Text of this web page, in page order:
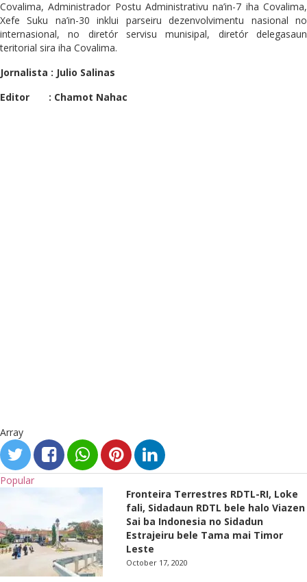
Covalima, Administrador Postu Administrativu na’in-7 iha Covalima,
Xefe Suku na’in-30 inklui parseiru dezenvolvimentu nasional no
internasional, no diretór servisu munisipal, diretór delegasaun
teritorial sira iha Covalima.
Jornalista : Julio Salinas
Editor : Chamot Nahac
Array
Popular
Fronteira Terrestres RDTL-RI, Loke
fali, Sidadaun RDTL bele halo Viazen
Sai ba Indonesia no Sidadun
Estrajeiru bele Tama mai Timor
Leste
October 17, 2020